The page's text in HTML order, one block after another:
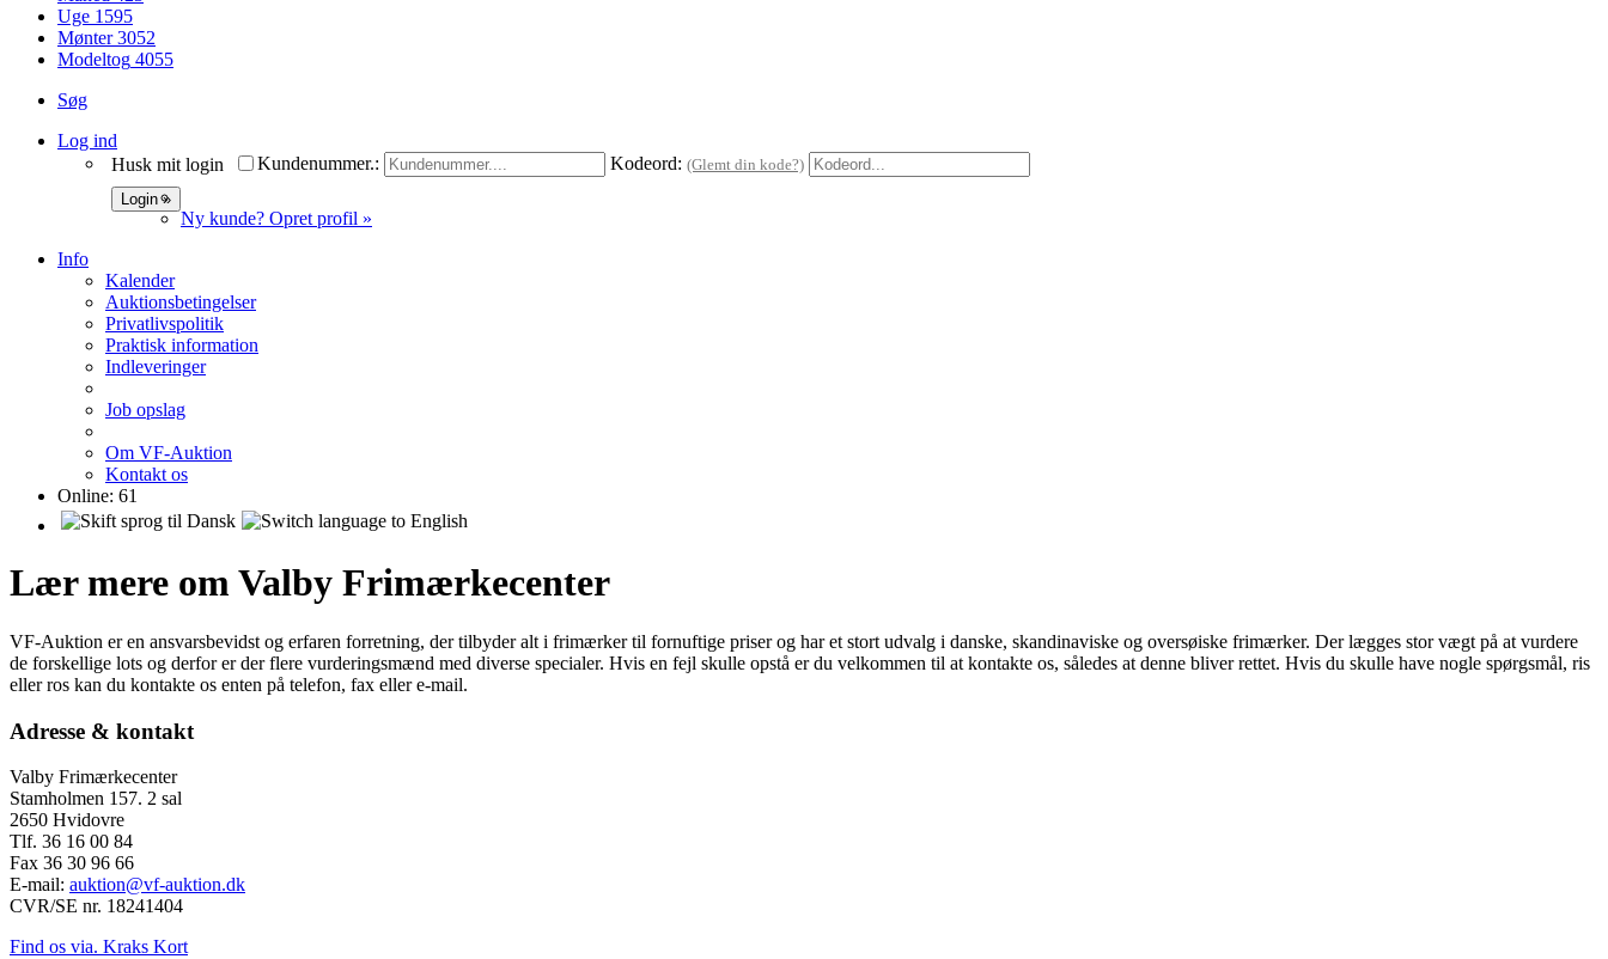
Uge 1595
Mønter 3052
Modeltog 4055
Søg
Log ind
Kundenummer.:
Kodeord: (Glemt din kode?)
Husk mit login
Ny kunde? Opret profil »
Info
Kalender
Auktionsbetingelser
Privatlivspolitik
Praktisk information
Indleveringer
Job opslag
Om VF-Auktion
Kontakt os
Online: 61
Lær mere om Valby Frimærkecenter
VF-Auktion er en ansvarsbevidst og erfaren forretning, der tilbyder alt i frimærker til fornuftige priser og har et stort udvalg i danske, skandinaviske og oversøiske frimærker. Der lægges stor vægt på at vurdere
de forskellige lots og derfor er der flere vurderingsmænd med diverse specialer. Hvis en fejl skulle opstå er du velkommen til at kontakte os, således at denne bliver rettet. Hvis du skulle have nogle spørgsmål, ris
eller ros kan du kontakte os enten på telefon, fax eller e-mail.
Adresse & kontakt
Valby Frimærkecenter
Stamholmen 157. 2 sal
2650 Hvidovre
Tlf. 36 16 00 84
Fax 36 30 96 66
E-mail: auktion@vf-auktion.dk
CVR/SE nr. 18241404
Find os via. Kraks Kort